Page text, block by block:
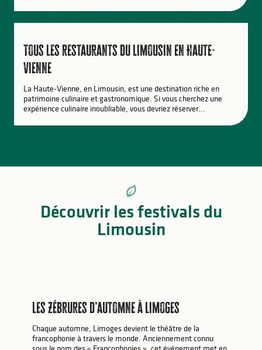
Tous les restaurants du Limousin en Haute-
Vienne
La Haute-Vienne, en Limousin, est une destination riche en
patrimoine culinaire et gastronomique. Si vous cherchez une
expérience culinaire inoubliable, vous devriez réserver...
Découvrir les festivals du
Limousin
Les Zébrures d’automne à Limoges
Chaque automne, Limoges devient le théâtre de la
francophonie à travers le monde. Anciennement connu